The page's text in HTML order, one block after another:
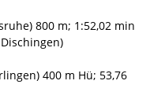
800 m; 1:52,02 min
400 m Hü; 53,76